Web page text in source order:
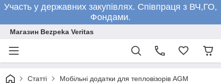
Участь у державних закупівлях. Співпраця з ВЧ,ГО,
Фондами.
Магазин Bezpeka Veritas
Статті Мобільні додатки для тепловізорів AGM